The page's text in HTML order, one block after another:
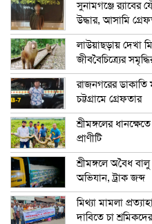
সুনামগঞ্জে র‍্যাবের
উদ্ধার, আসামি
লাউয়াছড়ায় দেখা
জীববৈচিত্র্যের
রাজনগরের ডাকাতি
চট্টগ্রামে গ্রেফতার
শ্রীমঙ্গলের
প্রাণীটি
শ্রীমঙ্গলে অবৈধ
অভিযান, ট্রাক জব্দ
মিথ্যা মামলা
দাবিতে চা